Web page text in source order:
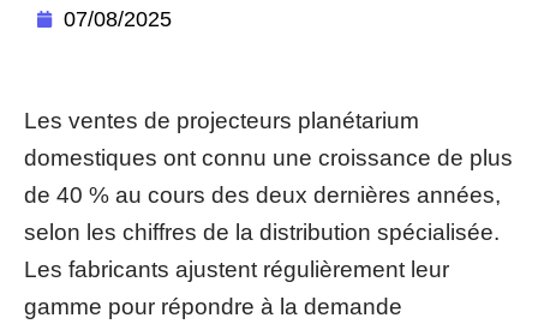
07/08/2025
Les ventes de projecteurs planétarium
domestiques ont connu une croissance de plus
de 40 % au cours des deux dernières années,
selon les chiffres de la distribution spécialisée.
Les fabricants ajustent régulièrement leur
gamme pour répondre à la demande